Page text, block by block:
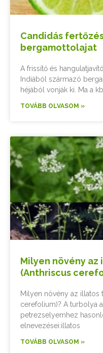
Candidás
bergamottolajat
A frissítő és
Indiából származó
héjából vonják ki. Ma a
TOVÁBB OLVASOM »
Milyen növény
(Anthriscus
Milyen növény az illatos
cerefolium)? A turbolya
petrezselyemhez
elnevezései:illatos
TOVÁBB OLVASOM »